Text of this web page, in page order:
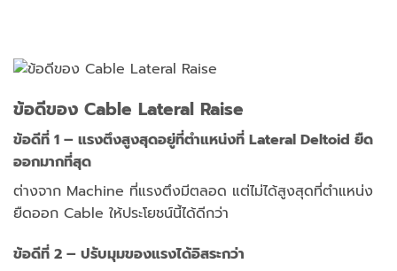
ข้อดีของ Cable Lateral Raise
ข้อดีที่ 1 – แรงตึงสูงสุดอยู่ที่ตำแหน่งที่ Lateral Deltoid ยืด
ออกมากที่สุด
ต่างจาก Machine ที่แรงตึงมีตลอด แต่ไม่ได้สูงสุดที่ตำแหน่ง
ยืดออก Cable ให้ประโยชน์นี้ได้ดีกว่า
ข้อดีที่ 2 – ปรับมุมของแรงได้อิสระกว่า